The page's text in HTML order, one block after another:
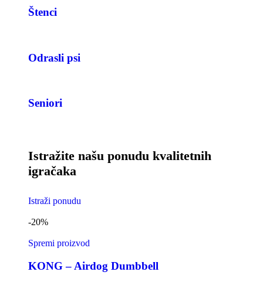
Štenci
Odrasli psi
Seniori
Istražite našu ponudu kvalitetnih
igračaka
Istraži ponudu
-20%
Spremi proizvod
KONG – Airdog Dumbbell